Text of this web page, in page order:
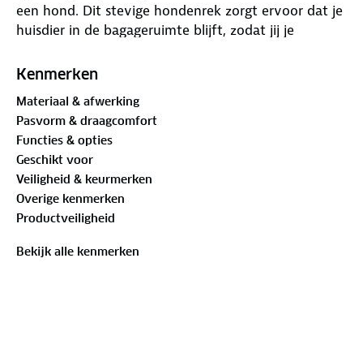
een hond. Dit stevige hondenrek zorgt ervoor dat je
huisdier in de bagageruimte blijft, zodat jij je
Waar is dit Hondenrek Jeep Grand Cherokee
Dit hondenrek is speciaal ontworpen voor jouw Jeep
Grand Cherokee en bouwjaar. Met dit hondenrek
vervoer je je huisdier niet alleen veiliger, maar ook
comfortabeler. Het rek zorgt ervoor dat je hond op
zijn plek blijft en biedt extra bescherming voor alle
inzittenden. Daarnaast maximaliseert dit hondenrek
de gebruiksruimte in je auto. Het voorkomt dat
Kenmerken
Materiaal & afwerking
Pasvorm & draagcomfort
Functies & opties
Geschikt voor
Veiligheid & keurmerken
Overige kenmerken
Productveiligheid
Bekijk alle kenmerken